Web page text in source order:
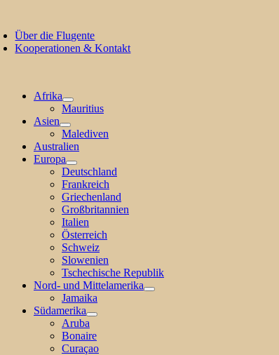
springen
Über die Flugente
Kooperationen & Kontakt
Afrika
Mauritius
Asien
Malediven
Australien
Europa
Deutschland
Frankreich
Griechenland
Großbritannien
Italien
Österreich
Schweiz
Slowenien
Tschechische Republik
Nord- und Mittelamerika
Jamaika
Südamerika
Aruba
Bonaire
Curaçao